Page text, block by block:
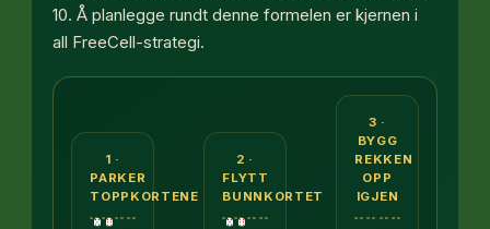
10. Å planlegge rundt denne formelen er kjernen i
all FreeCell-strategi.
Tre paneler. Først: rekken spar 7, ruter 6,
1 ·
PARKER
TOPPKORTENE
2 ·
FLYTT
BUNNKORTET
3 ·
BYGG
REKKEN
OPP
IGJEN